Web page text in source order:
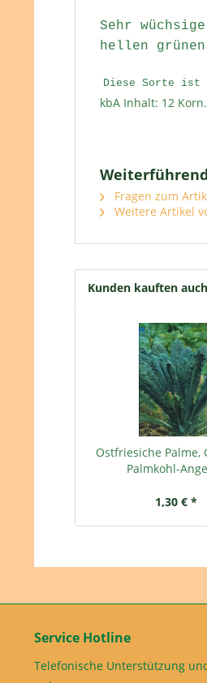
Sehr
hellen grünen
Diese Sorte ist
kbA Inhalt: 12 Korn.
Fragen zum
Weitere Artikel
Kunden kauften auch
Ostfriesiche Palme,
Palmkohl-
1,30 € *
Service Hotline
Telefonische Unterstützung